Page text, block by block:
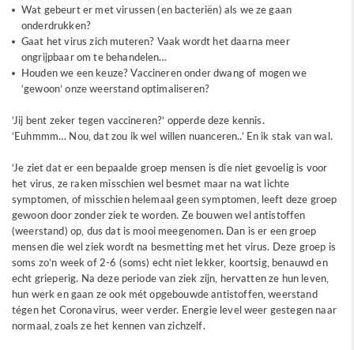
Wat gebeurt er met virussen (en bacteriën) als we ze gaan
onderdrukken?
Gaat het virus zich muteren? Vaak wordt het daarna meer
ongrijpbaar om te behandelen…
Houden we een keuze? Vaccineren onder dwang of mogen we
‘gewoon’ onze weerstand optimaliseren?
‘Jij bent zeker tegen vaccineren?’ opperde deze kennis.
‘Euhmmm… Nou, dat zou ik wel willen nuanceren..’ En ik stak van wal.
‘Je ziet dat er een bepaalde groep mensen is die niet gevoelig is voor
het virus, ze raken misschien wel besmet maar na wat lichte
symptomen, of misschien helemaal geen symptomen, leeft deze groep
gewoon door zonder ziek te worden. Ze bouwen wel antistoffen
(weerstand) op, dus dat is mooi meegenomen. Dan is er een groep
mensen die wel ziek wordt na besmetting met het virus. Deze groep is
soms zo’n week of 2-6 (soms) echt niet lekker, koortsig, benauwd en
echt grieperig. Na deze periode van ziek zijn, hervatten ze hun leven,
hun werk en gaan ze ook mét opgebouwde antistoffen, weerstand
tégen het Coronavirus, weer verder. Energie level weer gestegen naar
normaal, zoals ze het kennen van zichzelf.